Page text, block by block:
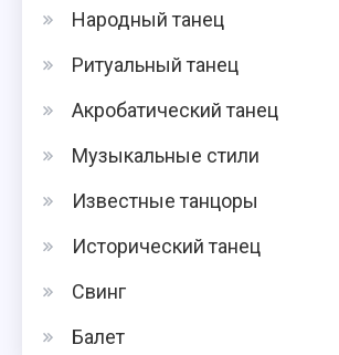
Народный танец
Ритуальный танец
Акробатический танец
Музыкальные стили
Известные танцоры
Исторический танец
Свинг
Балет